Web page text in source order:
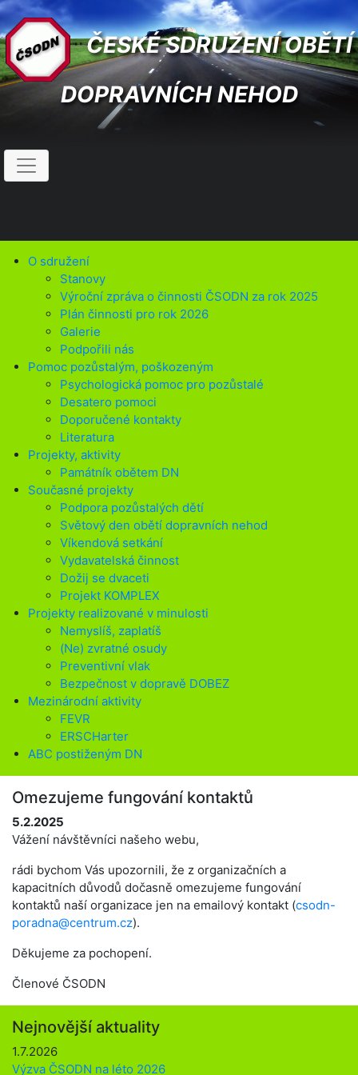
ČESKÉ SDRUŽENÍ OBĚTÍ
DOPRAVNÍCH NEHOD
O sdružení
Stanovy
Výroční zpráva o činnosti ČSODN za rok 2025
Plán činnosti pro rok 2026
Galerie
Podpořili nás
Pomoc pozůstalým, poškozeným
Psychologická pomoc pro pozůstalé
Desatero pomoci
Doporučené kontakty
Literatura
Projekty, aktivity
Památník obětem DN
Současné projekty
Podpora pozůstalých dětí
Světový den obětí dopravních nehod
Víkendová setkání
Vydavatelská činnost
Dožij se dvaceti
Projekt KOMPLEX
Projekty realizované v minulosti
Nemyslíš, zaplatíš
(Ne) zvratné osudy
Preventivní vlak
Bezpečnost v dopravě DOBEZ
Mezinárodní aktivity
FEVR
ERSCHarter
ABC postiženým DN
Omezujeme fungování kontaktů
5.2.2025
Vážení návštěvníci našeho webu,
rádi bychom Vás upozornili, že z organizačních a
kapacitních důvodů dočasně omezujeme fungování
kontaktů naší organizace jen na emailový kontakt (csodn-
poradna@centrum.cz).
Děkujeme za pochopení.
Členové ČSODN
Nejnovější aktuality
1.7.2026
Výzva ČSODN na léto 2026